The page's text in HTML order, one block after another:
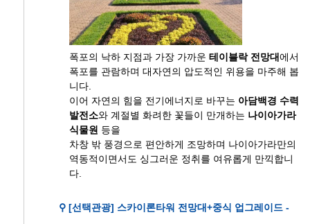
폭포의 낙하 지점과 가장 가까운 테이블락 전망대에서
폭포를 관람하며 대자연의 압도적인 위용을 마주해 봅
니다.
이어 자연의 힘을 전기에너지로 바꾸는 아담백경 수력
발전소와 계절별 화려한 꽃들이 만개하는 나이아가라
식물원 등을
차창 밖 풍경으로 편안하게 조망하며 나이아가라만의
역동적이면서도 싱그러운 정취를 여유롭게 만끽합니
다.
⚲ [선택관광] 스카이론타워 전망대+중식 업그레이드 -